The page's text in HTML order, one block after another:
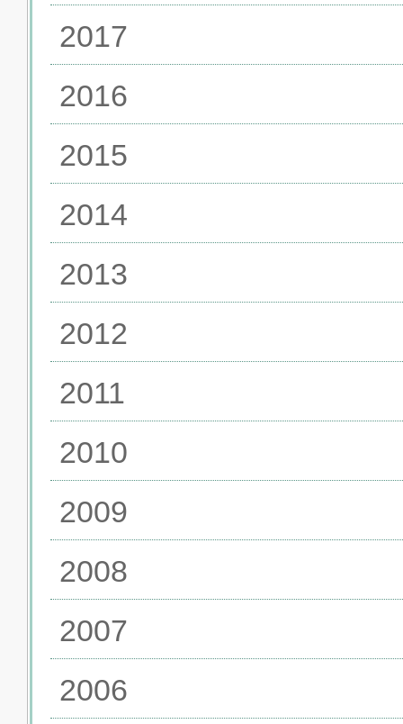
2017
2016
2015
2014
2013
2012
2011
2010
2009
2008
2007
2006